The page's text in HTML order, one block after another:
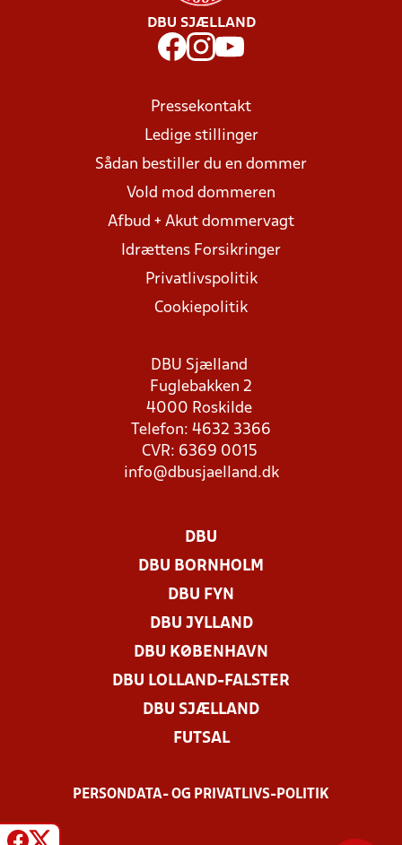
DBU SJÆLLAND
Pressekontakt
Ledige stillinger
Sådan bestiller du en dommer
Vold mod dommeren
Afbud + Akut dommervagt
Idrættens Forsikringer
Privatlivspolitik
Cookiepolitik
DBU Sjælland
Fuglebakken 2
4000 Roskilde
Telefon: 4632 3366
CVR: 6369 0015
info@dbusjaelland.dk
DBU
DBU BORNHOLM
DBU FYN
DBU JYLLAND
DBU KØBENHAVN
DBU LOLLAND-FALSTER
DBU SJÆLLAND
FUTSAL
PERSONDATA- OG PRIVATLIVS-POLITIK